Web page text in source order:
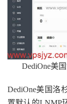
DediOne美
DediOne美国洛